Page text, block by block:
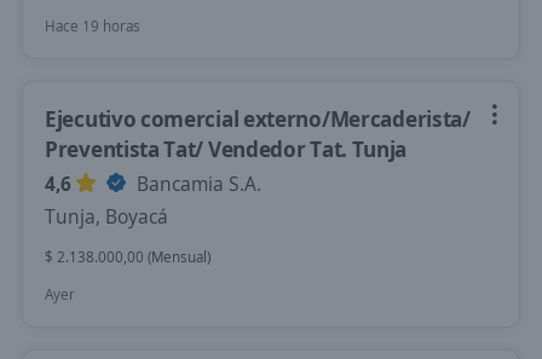
Hace 19 horas
Ejecutivo comercial externo/Mercaderista/
Preventista Tat/ Vendedor Tat. Tunja
4,6
Bancamia S.A.
Tunja, Boyacá
$ 2.138.000,00 (Mensual)
Ayer